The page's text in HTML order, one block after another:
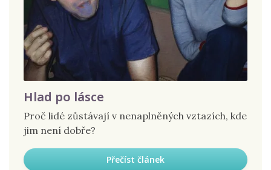
Hlad po lásce
Proč lidé zůstávají v nenaplněných vztazích, kde
jim není dobře?
Přečíst článek